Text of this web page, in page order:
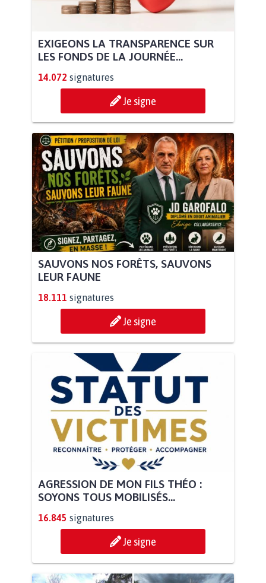
EXIGEONS LA TRANSPARENCE SUR
LES FONDS DE LA JOURNÉE...
14.072 signatures
Je signe
SAUVONS NOS FORÊTS, SAUVONS
LEUR FAUNE
18.111 signatures
Je signe
AGRESSION DE MON FILS THÉO :
SOYONS TOUS MOBILISÉS...
16.845 signatures
Je signe